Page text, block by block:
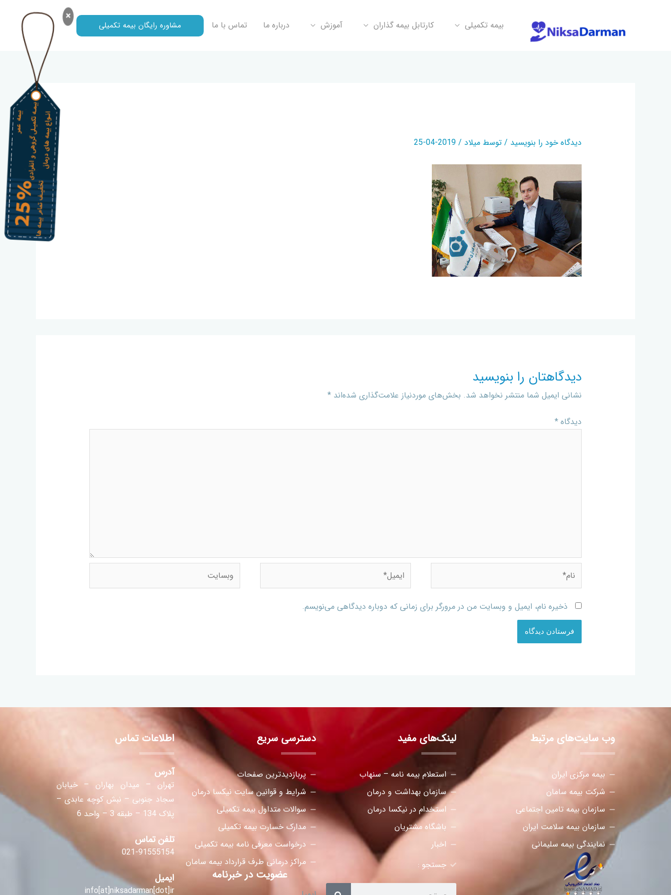
×
بیمه تکمیلی کارتابل بیمه گذاران آموزش درباره ما تماس با ما مشاوره رایگان بیمه تکمیلی
دیدگاه‌ خود را بنویسید / توسط میلاد /
2019-04-25
دیدگاهتان را بنویسید
نشانی ایمیل شما منتشر نخواهد شد. بخش‌های موردنیاز علامت‌گذاری شده‌اند *
دیدگاه *
ذخیره نام، ایمیل و وبسایت من در مرورگر برای زمانی که دوباره دیدگاهی می‌نویسم.
وب سایت‌های مرتبط
بیمه مرکزی ایران
شرکت بیمه سامان
سازمان بیمه تامین اجتماعی
سازمان بیمه سلامت ایران
نمایندگی بیمه سلیمانی
لینک‌های مفید
استعلام بیمه نامه – سنهاب
سازمان بهداشت و درمان
استخدام در نیکسا درمان
باشگاه مشتریان
اخبار
جستجو :
دسترسی سریع
پربازدیدترین صفحات
شرایط و قوانین سایت نیکسا درمان
سوالات متداول بیمه تکمیلی
مدارک خسارت بیمه تکمیلی
درخواست معرفی نامه بیمه تکمیلی
مراکز درمانی طرف قرارداد بیمه سامان
عضویت در خبرنامه
اطلاعات تماس
آدرس
تهران – میدان بهاران – خیابان
سجاد جنوبی – نبش کوچه عابدی –
پلاک 134 – طبقه 3 – واحد 6
تلفن تماس
021-91555154
ایمیل
info[at]niksadarman[dot]ir